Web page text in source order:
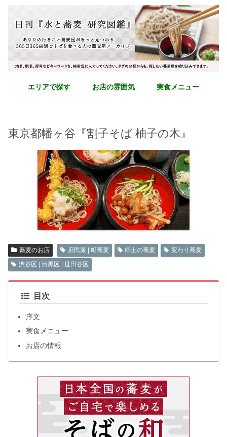
エリアで探す お店の雰囲気 実食メニュー
東京都幡ヶ谷『割子そば 柚子の木』
蕎麦のお店 庶民派 | 町蕎麦 郷土の蕎麦
変わり蕎麦
渋谷区 | 目黒区 | 世田谷区
目次
序文
実食メニュー
お店の情報